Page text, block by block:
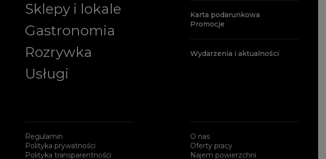
Sklepy i lokale
Gastronomia
Rozrywka
Usługi
Karta podarunkowa
Promocje
Wydarzenia i aktualności
Regulamin
Polityka prywatności
Polityka transparentności
O nas
Oferty pracy
Najem powierzchni